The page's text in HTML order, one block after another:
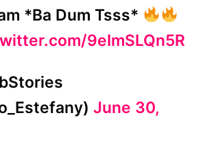
*Ba Dum Tsss*
9eImSLQn5R
June 30,